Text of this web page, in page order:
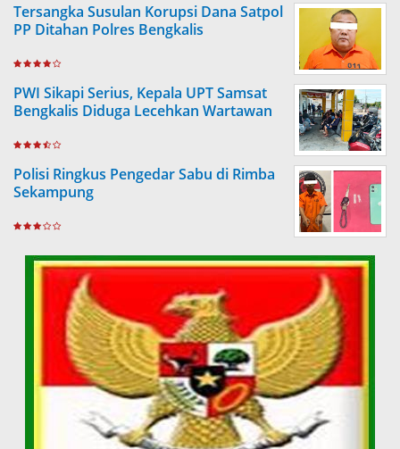
Tersangka Susulan Korupsi Dana Satpol
PP Ditahan Polres Bengkalis
PWI Sikapi Serius, Kepala UPT Samsat
Bengkalis Diduga Lecehkan Wartawan
Polisi Ringkus Pengedar Sabu di Rimba
Sekampung